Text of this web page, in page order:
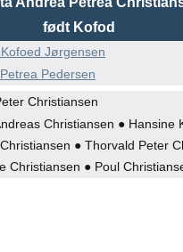
født Kofod
Jørgensen
Pedersen
Christiansen
Christiansen ● Hansine
● Thorvald Peter
Christiansen ● Poul